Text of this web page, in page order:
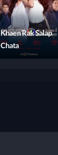
Khaen Rak Salap
Chata